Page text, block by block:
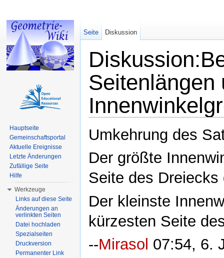
Seitenlängen
Umkehrung des
Der größte
Seite des Dreiecks
Der kleinste
kürzesten Seite
--Mirasol 07:54, 6.
Seite Diskussion
Hauptseite
Gemeinschaftsportal
Aktuelle Ereignisse
Letzte Änderungen
Zufällige Seite
Hilfe
Werkzeuge
Links auf diese Seite
Änderungen an
verlinkten Seiten
Datei hochladen
Spezialseiten
Druckversion
Permanenter Link